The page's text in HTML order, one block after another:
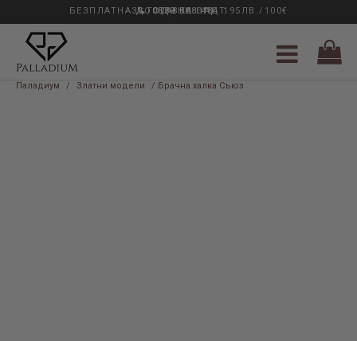
33 ГОДИНИ ОПИТ
БЕЗПЛАТНА ДОСТАВКА НАД 195ЛВ./100€
0889 888 484
Паладиум / Златни модели / Брачна халка Съюз